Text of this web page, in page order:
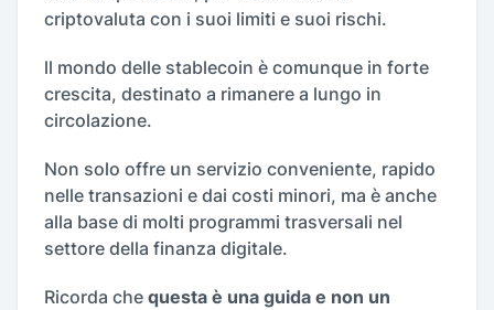
criptovaluta con i suoi limiti e suoi rischi.
ll mondo delle stablecoin è comunque in forte
crescita, destinato a rimanere a lungo in
circolazione.
Non solo offre un servizio conveniente, rapido
nelle transazioni e dai costi minori, ma è anche
alla base di molti programmi trasversali nel
settore della finanza digitale.
Ricorda che questa è una guida e non un